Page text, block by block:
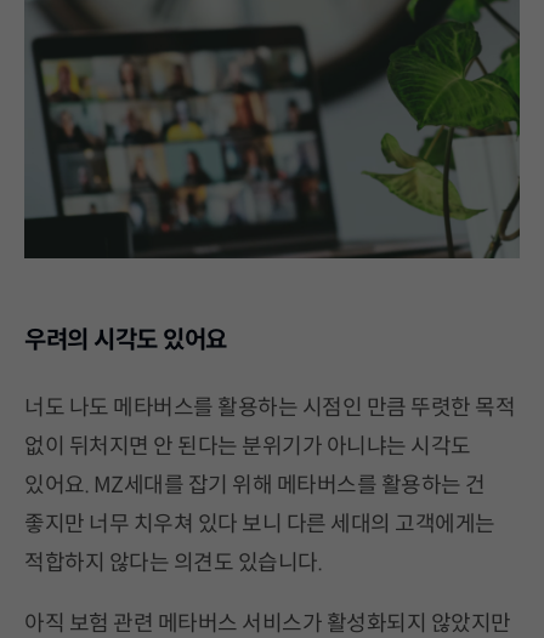
우려의 시각도 있어요
너도 나도 메타버스를 활용하는 시점인 만큼 뚜렷한 목적
없이 뒤처지면 안 된다는 분위기가 아니냐는 시각도
있어요. MZ세대를 잡기 위해 메타버스를 활용하는 건
좋지만 너무 치우쳐 있다 보니 다른 세대의 고객에게는
적합하지 않다는 의견도 있습니다.
아직 보험 관련 메타버스 서비스가 활성화되지 않았지만